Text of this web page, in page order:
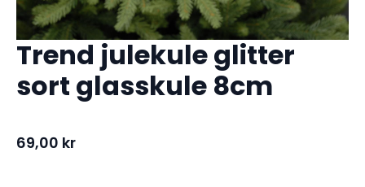
Trend julekule glitter
sort glasskule 8cm
69,00 kr